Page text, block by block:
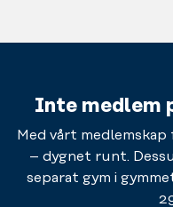
Inte medlem
Med vårt
– dygnet runt.
separat gym i